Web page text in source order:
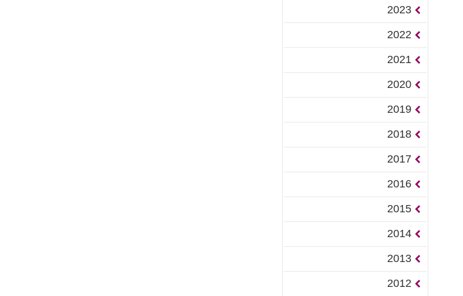
2023
2022
2021
2020
2019
2018
2017
2016
2015
2014
2013
2012